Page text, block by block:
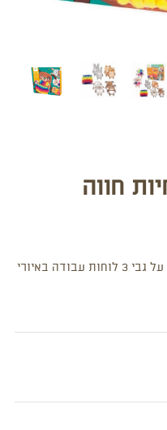
חווה
בערכה זו מדביקים פונפונים ואבני חן על גבי 3 לוחות עבודה באיורי